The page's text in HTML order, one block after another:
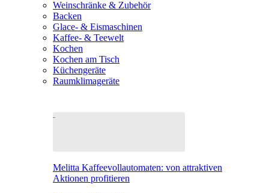
Weinschränke & Zubehör
Backen
Glace- & Eismaschinen
Kaffee- & Teewelt
Kochen
Kochen am Tisch
Küchengeräte
Raumklimageräte
Melitta Kaffeevollautomaten: von attraktiven
Aktionen profitieren